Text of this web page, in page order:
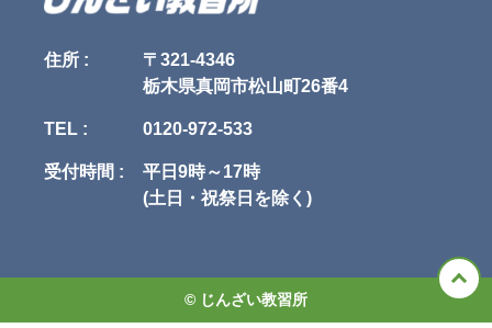
2.公衆衛生の向上または児童の健全な育成の推進のために特に必要がある
3.国の機関もしくは地方公共団体またはその委託を受けた者が法令の定め
る事務を遂行することに対して協力する必要がある場合であって、本人の
同意を得ることにより当該事務の遂行に支障を及ぼすおそれがあるとき
届出をしたとき
2.第三者に提供されるデータの項目
3.第三者への提供の手段または方法
4.本人の求めに応じて個人情報の第三者への提供を停止すること
1.当社が利用目的の達成に必要な範囲内において個人情報の取扱いの全
部または一部を委託する場合
日の1か月前 までに、本規約を変更する旨、および変更後の本規約の内容
子メールで通知します。
3. 変更後の本規約の効力発生日以降に、申込者または受講者が本サービス
を利用したときは、本規約の変更に同意したものとみなします。
第5条（当社提供情報）
ラム、テキストその他の教材、写真、イラスト類、画像、映像を含みます
がこれらに限られません。以下「当社提供情報」といいます）に関する、
著作権（著作権法第27条および第28条に定める権利を含みます。以下同
2. 当社は、当社提供情報について、その完全性、正確性、有用性、特定目
的適合性、第三者の権利の非侵害性等を一切、保証せず、またこれらを調
査する義務を負わないものとします。
3. 申込者および受講者は、当社提供情報を、当社の事前の承諾を得ること
住所 :
〒321-4346
栃木県真岡市松山町26番4
TEL : 0120-972-533
受付時間 :
平日9時～17時
(土日・祝祭日を除く)
© じんざい教習所